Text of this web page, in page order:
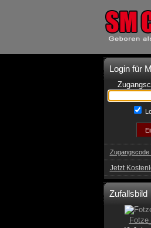
Login für
Jetzt
Zufallsbild